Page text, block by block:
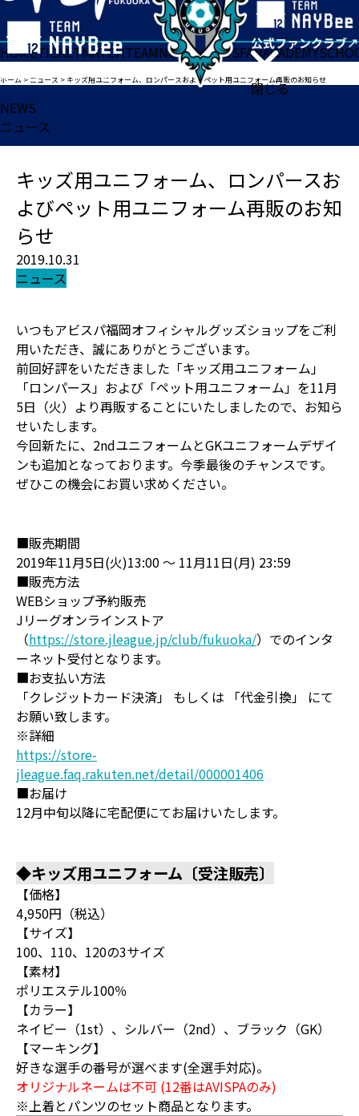
閉じる
HOMETICKETMATCHTEAMNEWSGOODSFANACADEMY
ホーム >ニュース > キッズ用ユニフォーム、ロンパースおよびペット用ユニフォーム再販のお知らせ
NEWS
ニュース
キッズ用ユニフォーム、ロンパースお
よびペット用ユニフォーム再販のお知
らせ
2019.10.31
ニュース
いつもアビスパ福岡オフィシャルグッズショップをご利
用いただき、誠にありがとうございます。
前回好評をいただきました「キッズ用ユニフォーム」
「ロンパース」および「ペット用ユニフォーム」を11月
5日（火）より再販することにいたしましたので、お知ら
せいたします。
今回新たに、2ndユニフォームとGKユニフォームデザイ
ンも追加となっております。今季最後のチャンスです。
ぜひこの機会にお買い求めください。
■販売期間
2019年11月5日(火)13:00 ～ 11月11日(月) 23:59
■販売方法
WEBショップ予約販売
Jリーグオンラインストア
（https://store.jleague.jp/club/fukuoka/）でのインタ
ーネット受付となります。
■お支払い方法
「クレジットカード決済」 もしくは 「代金引換」 にて
お願い致します。
※詳細
https://store-
jleague.faq.rakuten.net/detail/000001406
■お届け
12月中旬以降に宅配便にてお届けいたします。
◆キッズ用ユニフォーム〔受注販売〕
【価格】
4,950円（税込）
【サイズ】
100、110、120の3サイズ
【素材】
ポリエステル100％
【カラー】
ネイビー（1st）、シルバー（2nd）、ブラック（GK）
【マーキング】
好きな選手の番号が選べます(全選手対応)。
オリジナルネームは不可 (12番はAVISPAのみ)
※上着とパンツのセット商品となります。